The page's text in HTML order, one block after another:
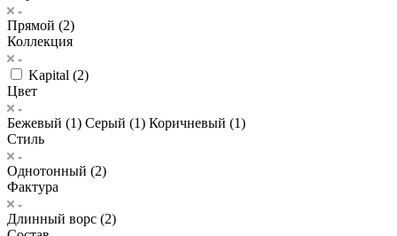
Прямой (2)
Коллекция
Kapital (2)
Цвет
Бежевый (1) Серый (1) Коричневый (1)
Стиль
Однотонный (2)
Фактура
Длинный ворс (2)